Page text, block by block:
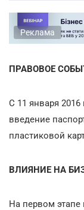
Реклама
ПРАВОВОЕ
С 11 января
введение
пластиковой
ВЛИЯНИЕ НА
На первом